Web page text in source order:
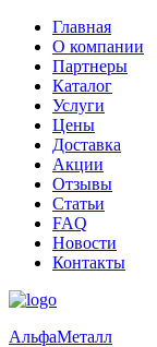
Главная
О компании
Партнеры
Каталог
Услуги
Цены
Доставка
Акции
Отзывы
Статьи
FAQ
Новости
Контакты
АльфаМеталл